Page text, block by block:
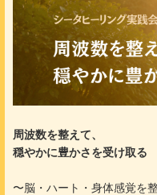
周波数を整えて、
穏やかに豊かさを受け取る
〜脳・ハート・身体感覚を